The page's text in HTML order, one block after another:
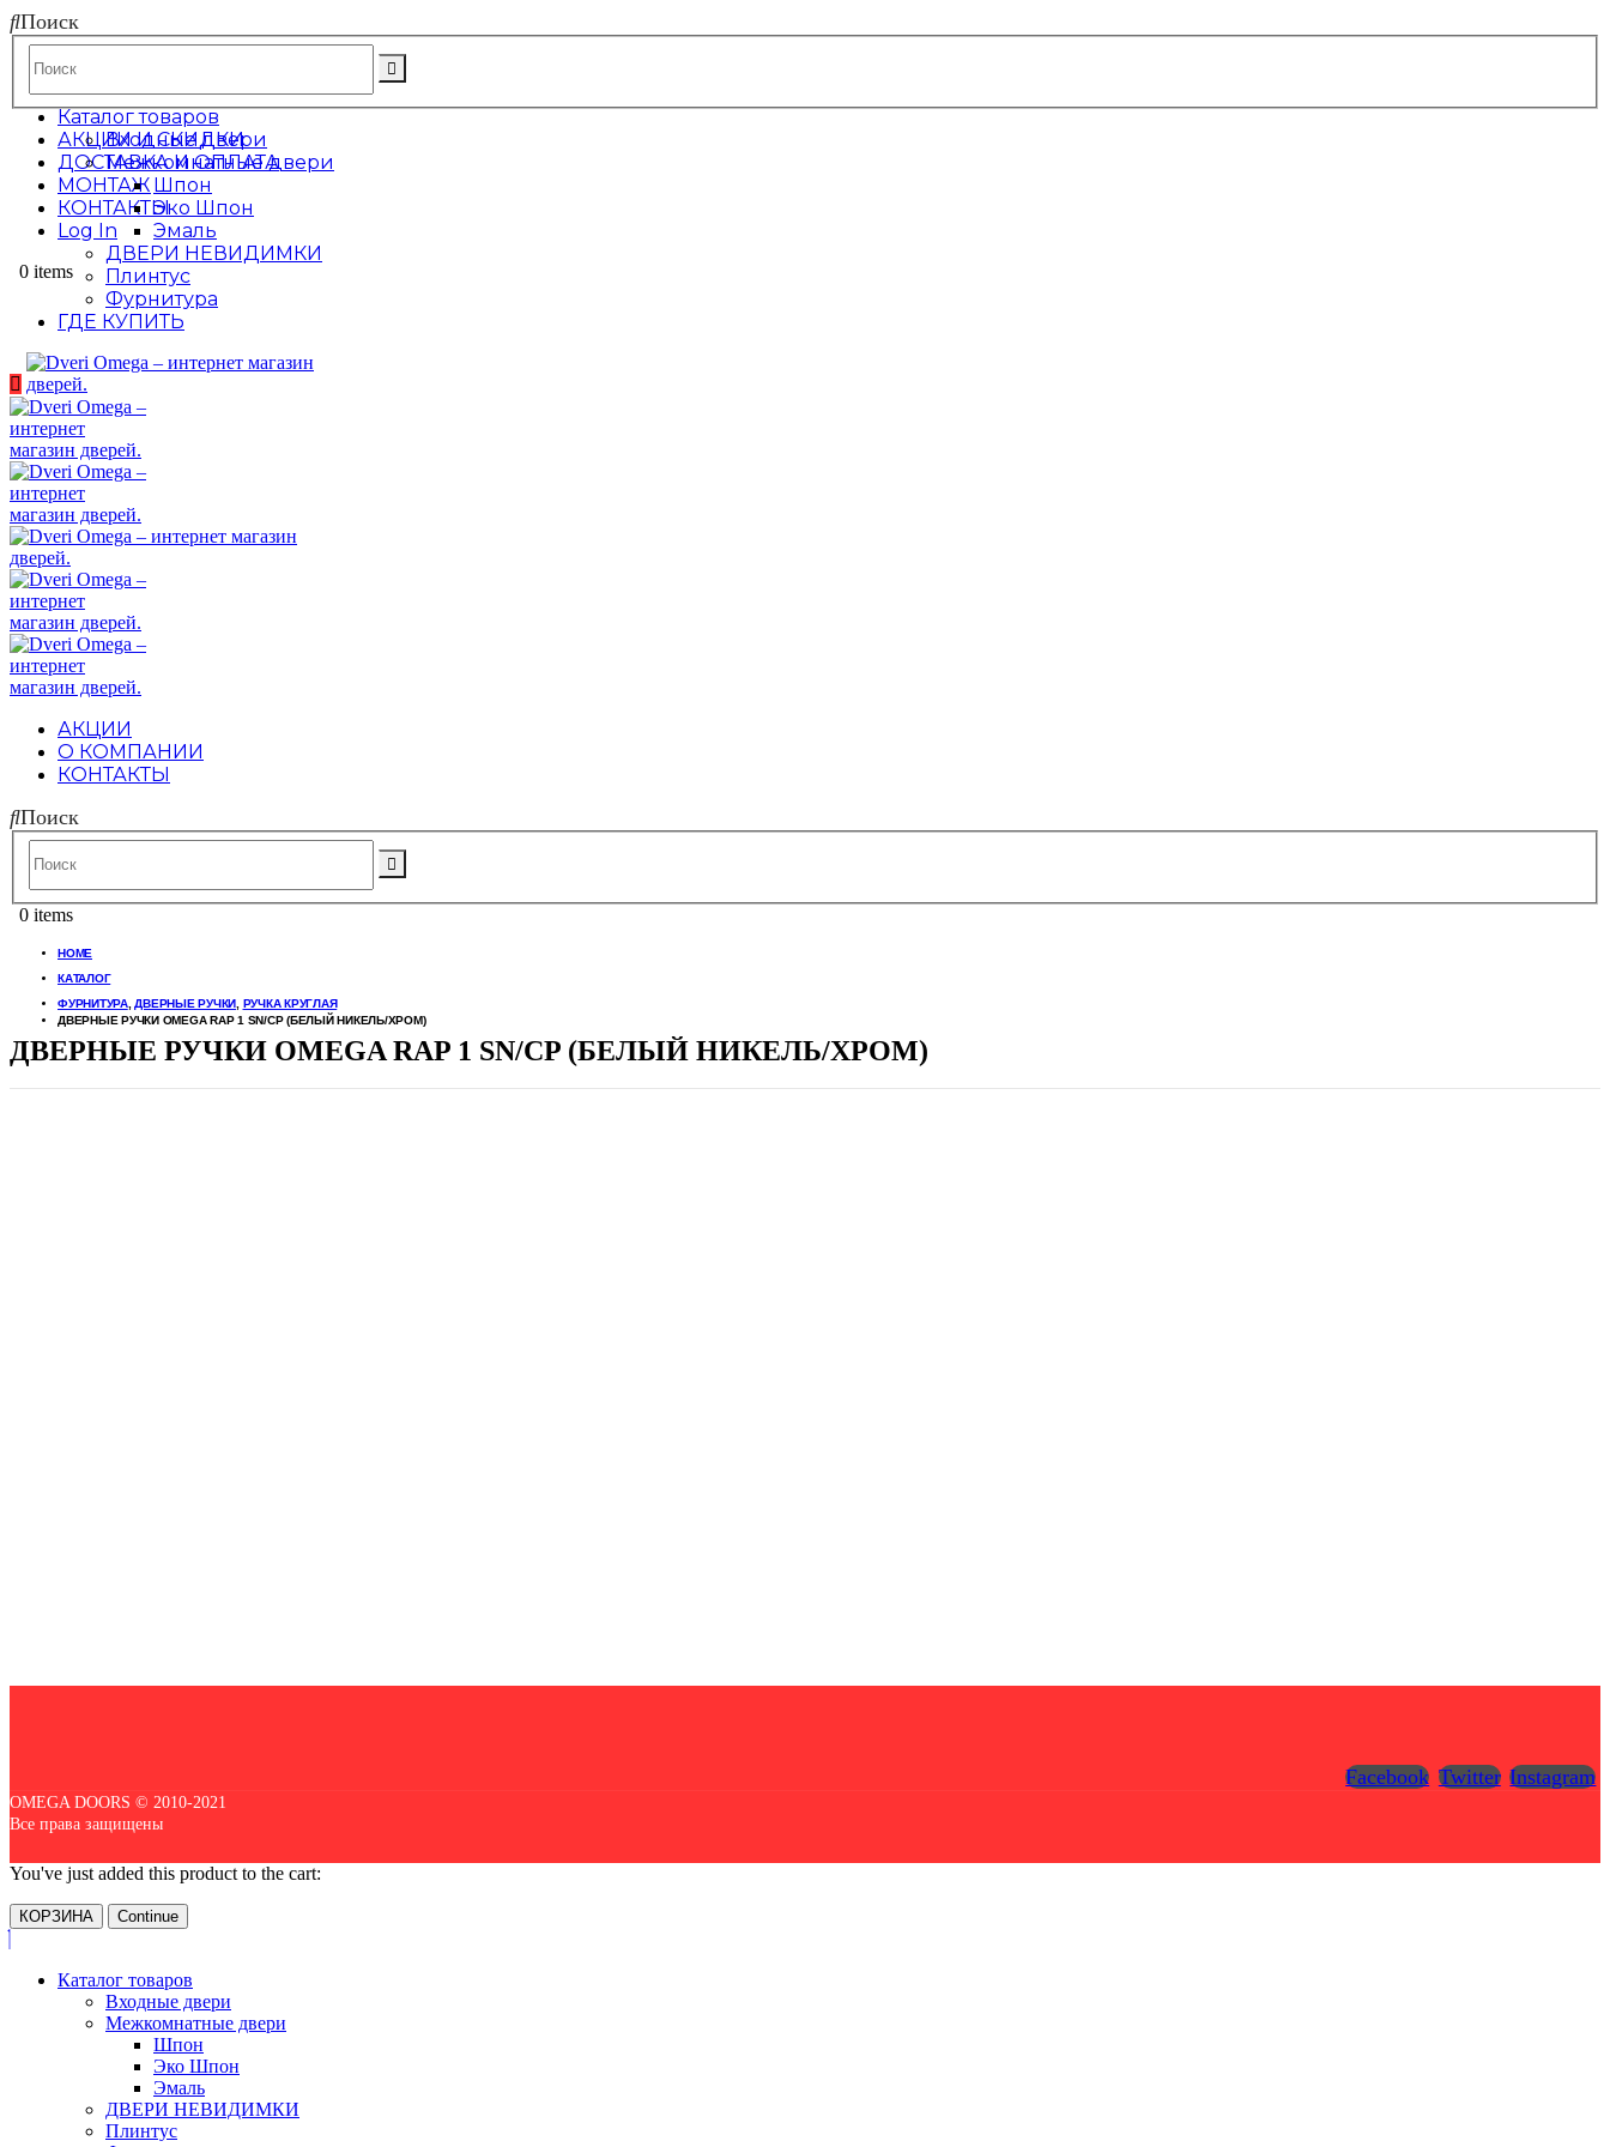
Поиск
АКЦИИ И СКИДКИ
ДОСТАВКА И ОПЛАТА
МОНТАЖ
КОНТАКТЫ
Log In
0 items
Каталог товаров
Входные двери
Межкомнатные двери
Шпон
Эко Шпон
Эмаль
ДВЕРИ НЕВИДИМКИ
Плинтус
Фурнитура
ГДЕ КУПИТЬ
АКЦИИ
О КОМПАНИИ
КОНТАКТЫ
Поиск
0 items
HOME
КАТАЛОГ
ФУРНИТУРА,ДВЕРНЫЕ РУЧКИ РУЧКА КРУГЛАЯ
ДВЕРНЫЕ РУЧКИ OMEGA RAP 1 SN/CP (БЕЛЫЙ НИКЕЛЬ/ХРОМ)
ДВЕРНЫЕ РУЧКИ OMEGA RAP 1 SN/CP (БЕЛЫЙ НИКЕЛЬ/ХРОМ)
Facebook Twitter Instagram
OMEGA DOORS © 2010-2021
Все права защищены
You've just added this product to the cart:
КОРЗИНА Continue
Каталог товаров
Входные двери
Межкомнатные двери
Шпон
Эко Шпон
Эмаль
ДВЕРИ НЕВИДИМКИ
Плинтус